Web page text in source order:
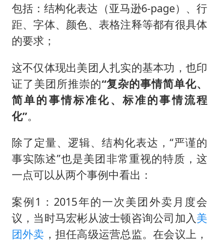
包括：结构化表达（亚马逊6-page）、行
距、字体、颜色、表格注释等都有很具体
的要求；
这不仅体现出美团人扎实的基本功，也印
证了美团所推崇的“复杂的事情简单化、
简单的事情标准化、标准的事情流程
化”。
除了定量、逻辑、结构化表达，“严谨的
事实陈述”也是美团非常重视的特质，这
一点可以从两个事例中看出：
案例1：2015年的一次美团外卖月度会
议，当时马宏彬从波士顿咨询公司加入美
团外卖 ，担任高级运营总监。在会议上，